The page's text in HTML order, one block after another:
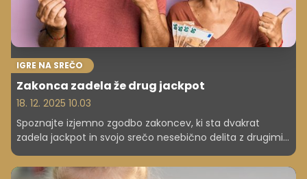
IGRE NA SREČO
Zakonca zadela že drug jackpot
18. 12. 2025 10.03
Spoznajte izjemno zgodbo zakoncev, ki sta dvakrat
zadela jackpot in svojo srečo nesebično delita z drugimi.
Njuna dejanja navdihujejo in kažejo, kako lahko denar
resnično spreminja življenja na bolje.